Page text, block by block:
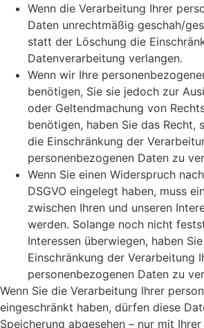
Wenn die Verarbeitung Ihrer
Daten unrechtmäßig geschah/
statt der Löschung die
Datenverarbeitung verlangen.
Wenn wir Ihre
benötigen, Sie sie jedoch zur
oder Geltendmachung von
benötigen, haben Sie das Recht,
die Einschränkung der
personenbezogenen Daten zu
Wenn Sie einen Widerspruch
DSGVO eingelegt haben, muss
zwischen Ihren und unseren
werden. Solange noch nicht
Interessen überwiegen, haben
Einschränkung der Verarbeitung
personenbezogenen Daten zu
Wenn Sie die Verarbeitung Ihrer
eingeschränkt haben, dürfen diese
Speicherung abgesehen – nur mit